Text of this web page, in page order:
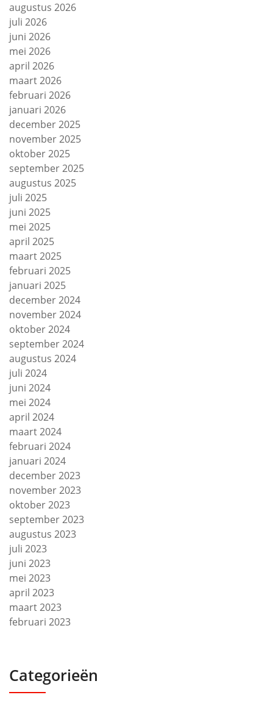
augustus 2026
juli 2026
juni 2026
mei 2026
april 2026
maart 2026
februari 2026
januari 2026
december 2025
november 2025
oktober 2025
september 2025
augustus 2025
juli 2025
juni 2025
mei 2025
april 2025
maart 2025
februari 2025
januari 2025
december 2024
november 2024
oktober 2024
september 2024
augustus 2024
juli 2024
juni 2024
mei 2024
april 2024
maart 2024
februari 2024
januari 2024
december 2023
november 2023
oktober 2023
september 2023
augustus 2023
juli 2023
juni 2023
mei 2023
april 2023
maart 2023
februari 2023
Categorieën